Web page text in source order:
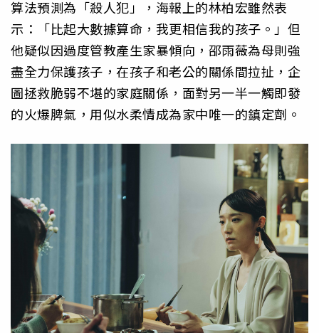
算法預測為「殺人犯」，海報上的林柏宏雖然表
示：「比起大數據算命， 我更相信我的孩子。」但
他疑似因過度管教產生家暴傾向， 邵雨薇為母則強
盡全力保護孩子，在孩子和老公的關係間拉扯， 企
圖拯救脆弱不堪的家庭關係，面對另一半一觸即發
的火爆脾氣， 用似水柔情成為家中唯一的鎮定劑。